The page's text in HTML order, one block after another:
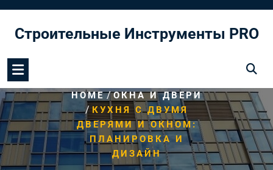
содержимому
Строительные Инструменты PRO
HOME/ОКНА И ДВЕРИ
/КУХНЯ С ДВУМЯ
ДВЕРЯМИ И ОКНОМ:
ПЛАНИРОВКА И
ДИЗАЙН